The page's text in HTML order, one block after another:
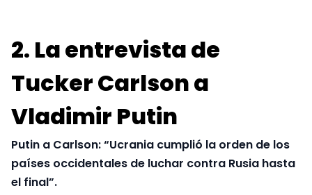
2. La entrevista de
Tucker Carlson a
Vladimir Putin
Putin a Carlson: “Ucrania cumplió la orden de los
países occidentales de luchar contra Rusia hasta
el final”.